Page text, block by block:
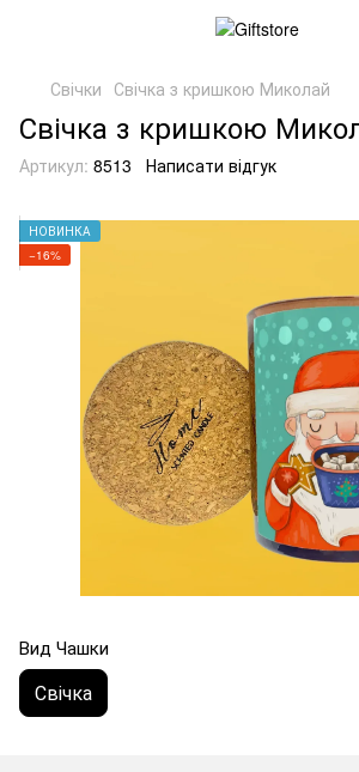
Свічки Свічка з кришкою Миколай
Свічка з кришкою
Артикул: 8513 Написати відгук
НОВИНКА
−16%
Вид Чашки
Свічка